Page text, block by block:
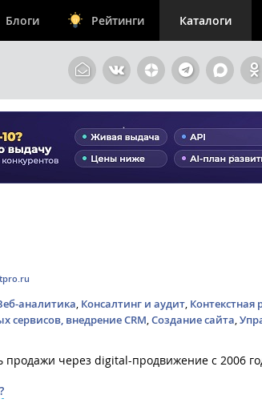
Блоги Рейтинги Каталоги
аналитика, Консалтинг и аудит, Контекстная
сервисов, внедрение CRM,Создание сайта,
продажи через digital-продвижение c 2006